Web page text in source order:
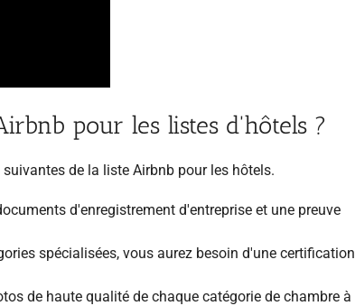
pour les listes d'hôtels ?
de la liste Airbnb pour les hôtels.
d'enregistrement d'entreprise et une preuve
spécialisées, vous aurez besoin d'une certification
de haute qualité de chaque catégorie de chambre à